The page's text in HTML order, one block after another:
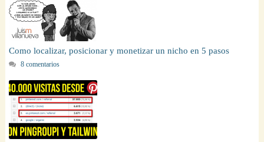
Como localizar, posicionar y monetizar un nicho en 5 pasos
8 comentarios